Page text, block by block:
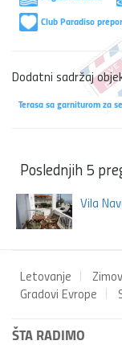
Club Paradiso
Dodatni sadržaj
Terasa sa garniturom za
Poslednjih 5
Vila
Letovanje
Gradovi Evrope
ŠTA RADIMO